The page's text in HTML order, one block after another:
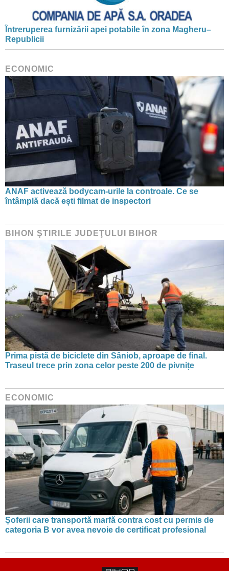
Întreruperea furnizării apei potabile în zona Magheru–
Republicii
ECONOMIC
ANAF activează bodycam-urile la controale. Ce se
întâmplă dacă ești filmat de inspectori
BIHON ŞTIRILE JUDEŢULUI BIHOR
Prima pistă de biciclete din Sâniob, aproape de final.
Traseul trece prin zona celor peste 200 de pivnițe
ECONOMIC
Șoferii care transportă marfă contra cost cu permis de
categoria B vor avea nevoie de certificat profesional